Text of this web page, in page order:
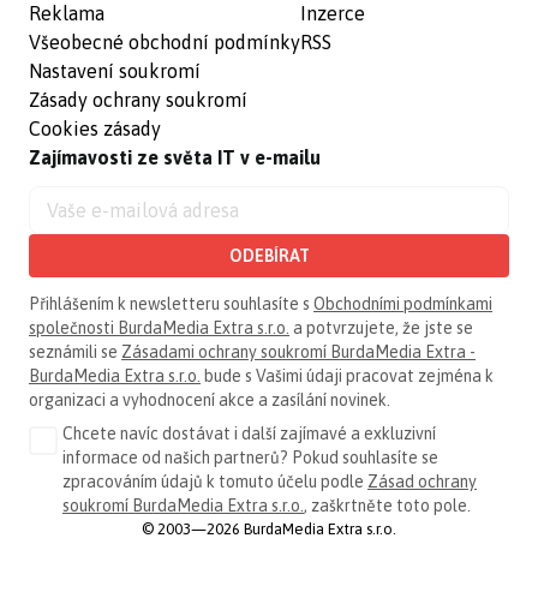
Reklama
Všeobecné obchodní podmínky
Nastavení soukromí
Zásady ochrany soukromí
Cookies zásady
Inzerce
RSS
Zajímavosti ze světa IT v e-mailu
ODEBÍRAT
Přihlášením k newsletteru souhlasíte s Obchodními podmínkami
společnosti BurdaMedia Extra s.r.o. a potvrzujete, že jste se
seznámili se Zásadami ochrany soukromí BurdaMedia Extra -
BurdaMedia Extra s.r.o. bude s Vašimi údaji pracovat zejména k
organizaci a vyhodnocení akce a zasílání novinek.
Chcete navíc dostávat i další zajímavé a exkluzivní
informace od našich partnerů? Pokud souhlasíte se
zpracováním údajů k tomuto účelu podle Zásad ochrany
soukromí BurdaMedia Extra s.r.o. , zaškrtněte toto pole.
© 2003—2026 BurdaMedia Extra s.r.o.